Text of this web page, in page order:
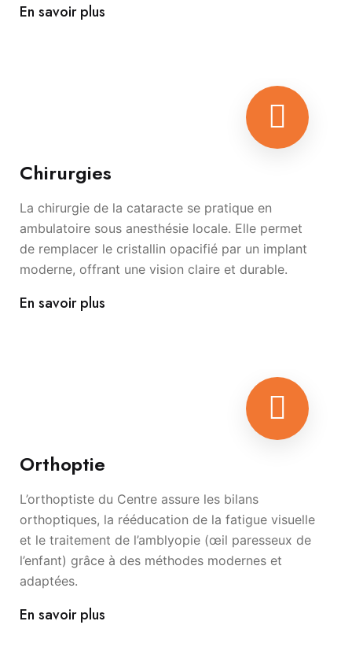
En savoir plus
Chirurgies
La chirurgie de la cataracte se pratique en
ambulatoire sous anesthésie locale. Elle permet
de remplacer le cristallin opacifié par un implant
moderne, offrant une vision claire et durable.
En savoir plus
Orthoptie
L’orthoptiste du Centre assure les bilans
orthoptiques, la rééducation de la fatigue visuelle
et le traitement de l’amblyopie (œil paresseux de
l’enfant) grâce à des méthodes modernes et
adaptées.
En savoir plus